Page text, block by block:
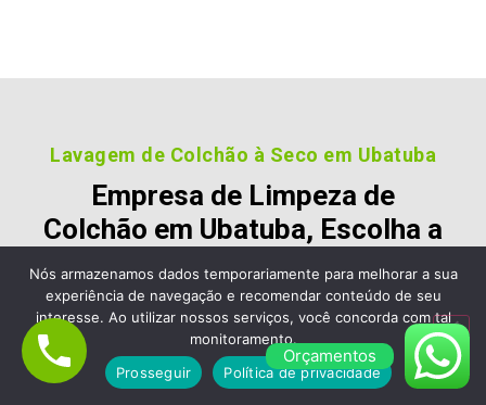
Lavagem de Colchão à Seco em Ubatuba
Empresa de Limpeza de
Colchão em Ubatuba, Escolha a
Limpa Clean Limpeza de
Estofados e Sofá
Nossos clientes são fiéis pois gostara dos nossos
serviços e nos recomendam, veja alguns desses
comentários:
Orçamentos
Nós armazenamos dados temporariamente para melhorar a sua
experiência de navegação e recomendar conteúdo de seu
interesse. Ao utilizar nossos serviços, você concorda com tal
monitoramento.
Prosseguir
Política de privacidade